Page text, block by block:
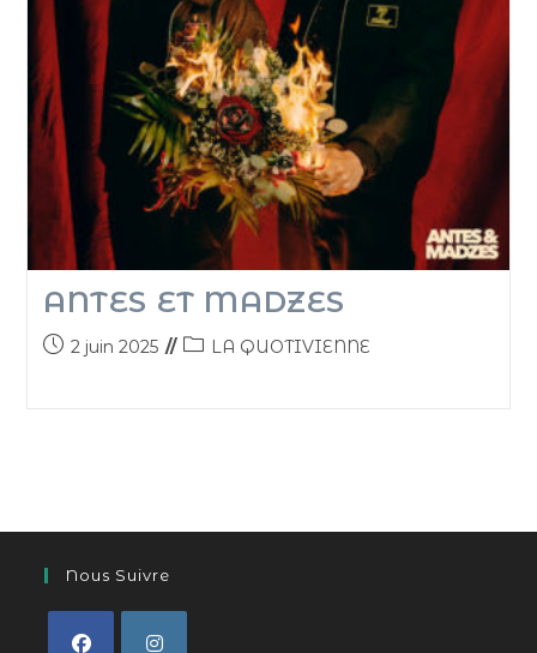
ANTES ET MADZES
2 juin 2025 LA QUOTIVIENNE
Nous Suivre